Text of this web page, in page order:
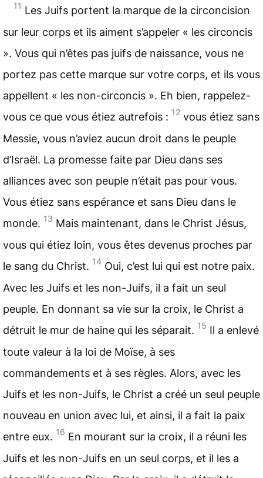
11 Les Juifs portent la marque de la circoncision
sur leur corps et ils aiment s’appeler « les circoncis
». Vous qui n’êtes pas juifs de naissance, vous ne
portez pas cette marque sur votre corps, et ils vous
appellent « les non-circoncis ». Eh bien, rappelez-
vous ce que vous étiez autrefois : 12 vous étiez sans
Messie, vous n’aviez aucun droit dans le peuple
d’Israël. La promesse faite par Dieu dans ses
alliances avec son peuple n’était pas pour vous.
Vous étiez sans espérance et sans Dieu dans le
monde. 13 Mais maintenant, dans le Christ Jésus,
vous qui étiez loin, vous êtes devenus proches par
le sang du Christ. 14 Oui, c’est lui qui est notre paix.
Avec les Juifs et les non-Juifs, il a fait un seul
peuple. En donnant sa vie sur la croix, le Christ a
détruit le mur de haine qui les séparait. 15 Il a enlevé
toute valeur à la loi de Moïse, à ses
commandements et à ses règles. Alors, avec les
Juifs et les non-Juifs, le Christ a créé un seul peuple
nouveau en union avec lui, et ainsi, il a fait la paix
entre eux. 16 En mourant sur la croix, il a réuni les
Juifs et les non-Juifs en un seul corps, et il les a